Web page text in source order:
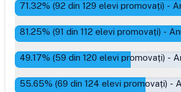
71.32% (92 din 129 elevi promovați) -
81.25% (91 din 112 elevi promovați) -
49.17% (59 din 120 elevi promovați) -
55.65% (69 din 124 elevi promovați) -